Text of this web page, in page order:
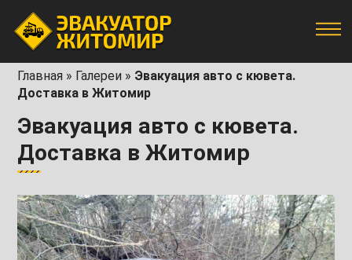
Главная » Галереи » Эвакуация авто с кювета.
Доставка в Житомир
Эвакуация авто с кювета.
Доставка в Житомир